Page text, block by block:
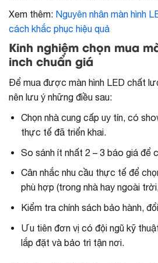
Xem thêm: Nguyên nhân màn hình
cách khắc phục hiệu quả
Kinh nghiệm chọn mua
inch chuẩn giá
Để mua được màn hình LED chất
nên lưu ý những điều sau:
Chọn nhà cung cấp uy tín, có
thực tế đã triển khai.
So sánh ít nhất 2 – 3 báo giá để
Cân nhắc nhu cầu thực tế để
phù hợp (trong nhà hay ngoài
Kiểm tra chính sách bảo hành,
Ưu tiên đơn vị có đội ngũ kỹ
lắp đặt và bảo trì tận nơi.